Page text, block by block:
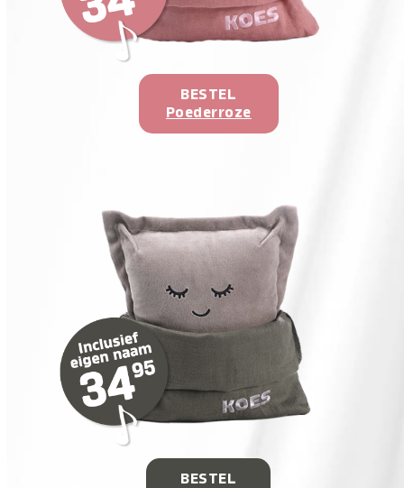
BESTEL
Poederroze
BESTEL